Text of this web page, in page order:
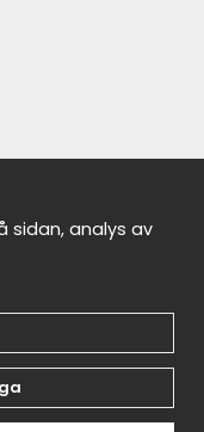
sidan, analys av